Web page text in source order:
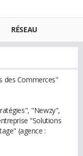
RÉSEAU
des Commerces"
"Newzy",
"Solutions
(agence :